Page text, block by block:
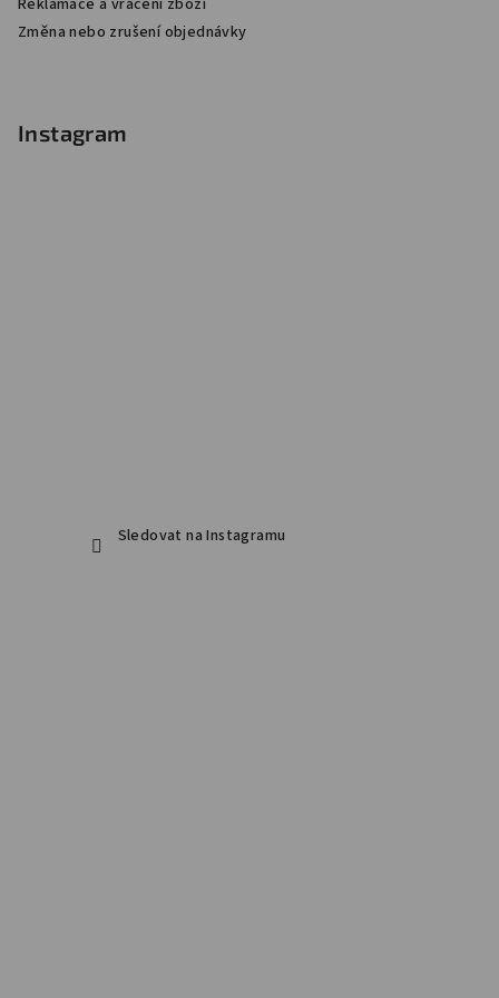
Reklamace a vrácení zboží
Změna nebo zrušení objednávky
Instagram
Sledovat na Instagramu